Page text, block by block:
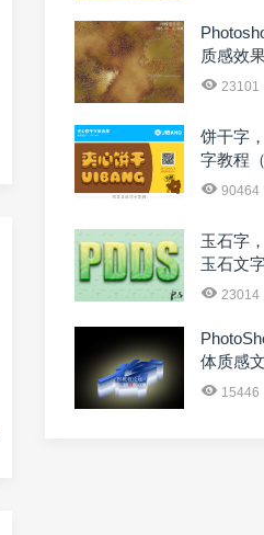
质感效
23101
饼干字
字教程
90464
玉石字
玉石文
23014
体质感
15446